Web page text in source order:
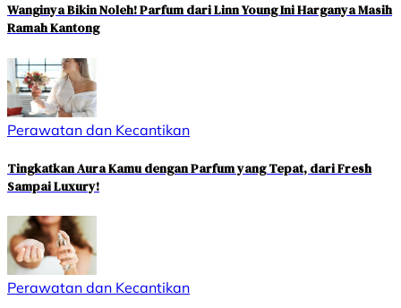
Wanginya Bikin Noleh! Parfum dari Linn Young Ini Harganya Masih
Ramah Kantong
Perawatan dan Kecantikan
Tingkatkan Aura Kamu dengan Parfum yang Tepat, dari Fresh
Sampai Luxury!
Perawatan dan Kecantikan